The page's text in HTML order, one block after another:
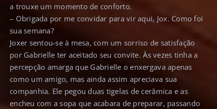
a trouxe um momento de conforto.
– Obrigada por me convidar para vir aqui, Jox. Como foi
sua semana?
Joxer sentou-se à mesa, com um sorriso de satisfação
por Gabrielle ter aceitado seu convite. Às vezes tinha a
percepção amarga que Gabrielle o enxergava apenas
como um amigo, mas ainda assim apreciava sua
companhia. Ele pegou duas tigelas de cerâmica e as
encheu com a sopa que acabara de preparar, passando